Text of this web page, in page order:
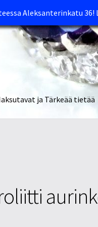
Aleksanterinkatu 36!
ja Tärkeää tietää